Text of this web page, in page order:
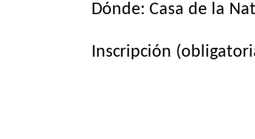
Dónde: Casa de la
Inscripción